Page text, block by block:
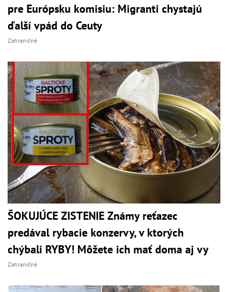
pre Európsku komisiu: Migranti chystajú
ďalší vpád do Ceuty
Zahraničné
ŠOKUJÚCE ZISTENIE Známy reťazec
predával rybacie konzervy, v ktorých
chýbali RYBY! Môžete ich mať doma aj vy
Zahraničné